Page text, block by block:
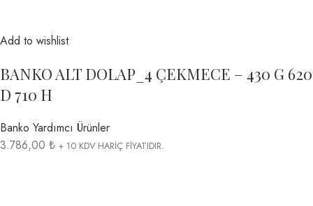
Add to wishlist
BANKO ALT DOLAP_4 ÇEKMECE – 430 G 620
D 710 H
Banko Yardımcı Ürünler
3.786,00 ₺ + 10 KDV HARİÇ FİYATIDIR.